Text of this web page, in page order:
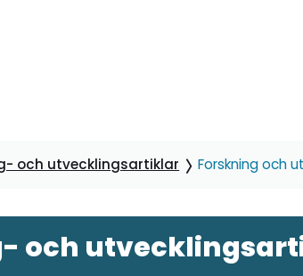
och utvecklingsartiklar Forskning och
och